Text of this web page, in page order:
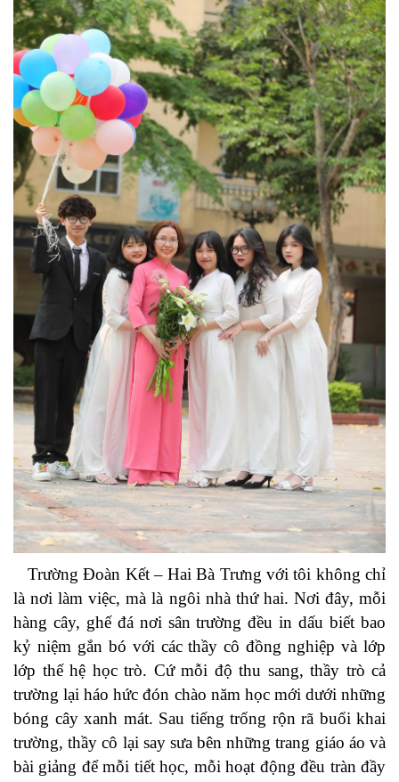
Trường Đoàn Kết – Hai Bà Trưng với tôi không chỉ
là nơi làm việc, mà là ngôi nhà thứ hai. Nơi đây, mỗi
hàng cây, ghế đá nơi sân trường đều in dấu biết bao
kỷ niệm gắn bó với các thầy cô đồng nghiệp và lớp
lớp thế hệ học trò. Cứ mỗi độ thu sang, thầy trò cả
trường lại háo hức đón chào năm học mới dưới những
bóng cây xanh mát. Sau tiếng trống rộn rã buổi khai
trường, thầy cô lại say sưa bên những trang giáo áo và
bài giảng đểmỗi tiết học, mỗi hoạt động đều tràn đầy